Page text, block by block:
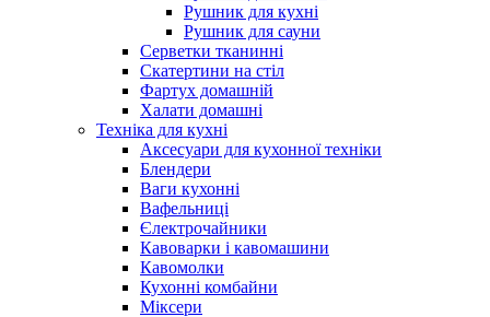
Рушник для кухні
Рушник для сауни
Серветки тканинні
Скатертини на стіл
Фартух домашній
Халати домашні
Техніка для кухні
Аксесуари для кухонної техніки
Блендери
Ваги кухонні
Вафельниці
Єлектрочайники
Кавоварки і кавомашини
Кавомолки
Кухонні комбайни
Міксери